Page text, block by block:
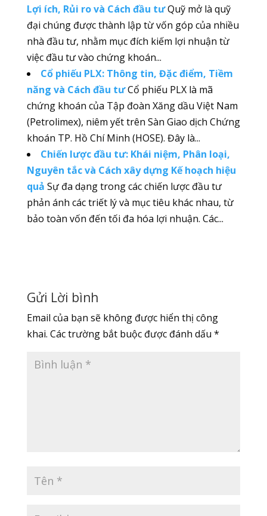
Lợi ích, Rủi ro và Cách đầu tưQuỹ mở là quỹ
đại chúng được thành lập từ vốn góp của nhiều
nhà đầu tư, nhằm mục đích kiếm lợi nhuận từ
việc đầu tư vào chứng khoán...
Cổ phiếu PLX: Thông tin, Đặc điểm, Tiềm
năng và Cách đầu tưCổ phiếu PLX là mã
chứng khoán của Tập đoàn Xăng dầu Việt Nam
(Petrolimex), niêm yết trên Sàn Giao dịch Chứng
khoán TP. Hồ Chí Minh (HOSE). Đây là...
Chiến lược đầu tư: Khái niệm, Phân loại,
Nguyên tắc và Cách xây dựng Kế hoạch hiệu
quả Sự đa dạng trong các chiến lược đầu tư
phản ánh các triết lý và mục tiêu khác nhau, từ
bảo toàn vốn đến tối đa hóa lợi nhuận. Các...
Gửi Lời bình
Email của bạn sẽ không được hiển thị công
khai. Các trường bắt buộc được đánh dấu *